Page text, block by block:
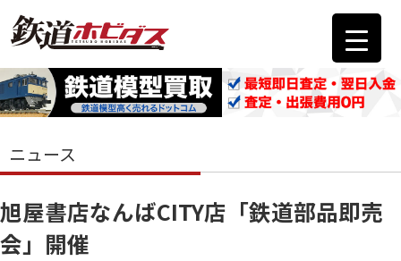
ニュース
旭屋書店なんばCITY店「鉄道部品即売
会」開催